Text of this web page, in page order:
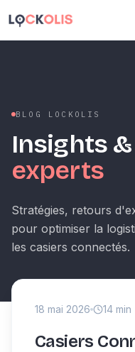
BLOG LOCKOLIS
Insights &
experts
Stratégies, retours
pour optimiser la
les casiers connectés.
18 mai 2026 14 min
Casiers